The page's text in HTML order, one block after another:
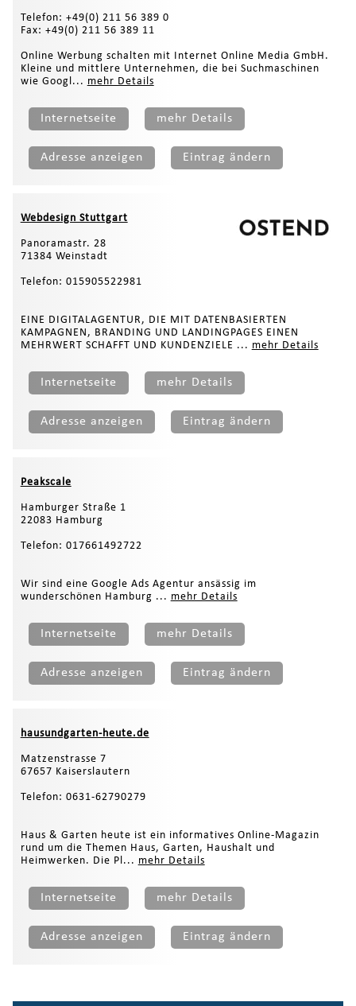
Telefon: +49(0) 211 56 389 0
Fax: +49(0) 211 56 389 11
Online Werbung schalten mit Internet Online Media GmbH.
Kleine und mittlere Unternehmen, die bei Suchmaschinen
wie Googl... mehr Details
Internetseite mehr Details
Adresse anzeigen Eintrag ändern
Webdesign Stuttgart
Panoramastr. 28
71384 Weinstadt
Telefon: 015905522981
EINE DIGITALAGENTUR, DIE MIT DATENBASIERTEN
KAMPAGNEN, BRANDING UND LANDINGPAGES EINEN
MEHRWERT SCHAFFT UND KUNDENZIELE ... mehr Details
Internetseite mehr Details
Adresse anzeigen Eintrag ändern
Peakscale
Hamburger Straße 1
22083 Hamburg
Telefon: 017661492722
Wir sind eine Google Ads Agentur ansässig im
wunderschönen Hamburg ... mehr Details
Internetseite mehr Details
Adresse anzeigen Eintrag ändern
hausundgarten-heute.de
Matzenstrasse 7
67657 Kaiserslautern
Telefon: 0631-62790279
Haus & Garten heute ist ein informatives Online-Magazin
rund um die Themen Haus, Garten, Haushalt und
Heimwerken. Die Pl... mehr Details
Internetseite mehr Details
Adresse anzeigen Eintrag ändern